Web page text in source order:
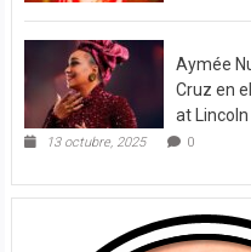
Aymée
Cruz en
at
13 octubre, 2025 0